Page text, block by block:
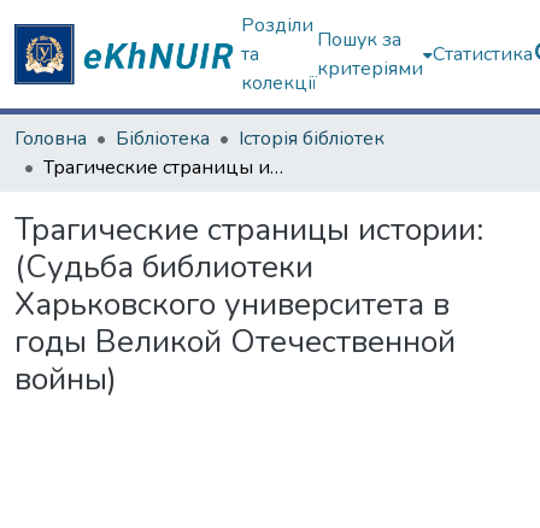
Розділи
та
колекції
Пошук за
критеріями
Статистика
Головна Бібліотека
Історія бібліотек
Трагические страницы истории: (Судьба библиотеки Харьковского университета в годы Великой Отечественной войны)
Трагические страницы истории:
(Судьба библиотеки
Харьковского университета в
годы Великой Отечественной
войны)